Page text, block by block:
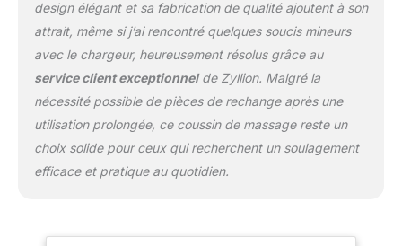
profondeur, et soulage
les tensions, les fatigues
et les courbatures dues
au stress, à vos
entraînements et autres
activités physiques
intensives. Le design
ergonomique de notre
s’adapte parfaitement à
y compris le haut et le
design élégant et sa fabrication de qualité ajoutent à son
attrait, même si j’ai rencontré quelques soucis mineurs
avec le chargeur, heureusement résolus grâce au
service client exceptionnelde Zyllion. Malgré la
nécessité possible de pièces de rechange après une
utilisation prolongée, ce coussin de massage reste un
choix solide pour ceux qui recherchent un soulagement
efficace et pratique au quotidien.